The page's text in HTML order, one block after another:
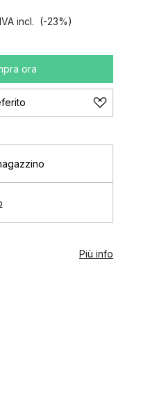
incl. (-23%)
ora
Più info